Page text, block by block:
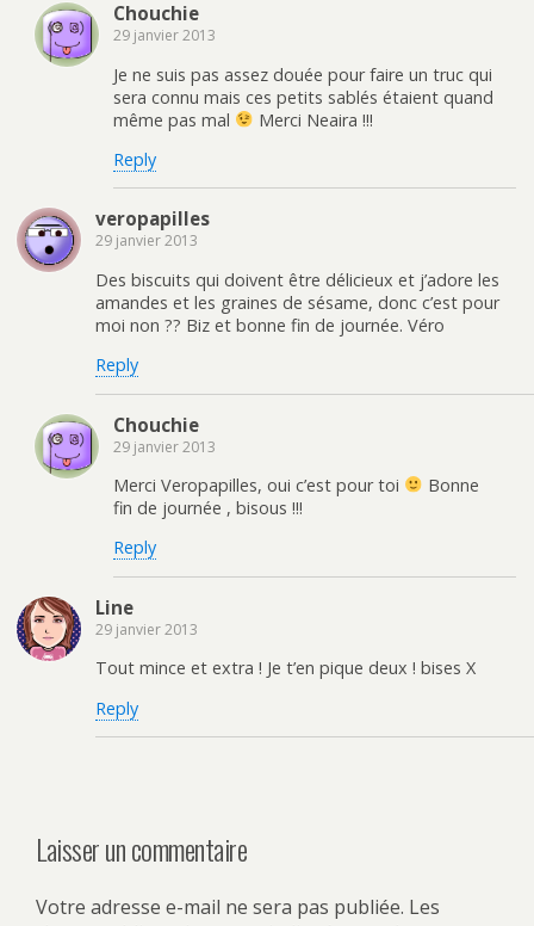
Chouchie
29 janvier 2013
Je ne suis pas assez douée pour faire un truc qui
sera connu mais ces petits sablés étaient quand
même pas mal
Merci Neaira !!!
Reply
veropapilles
29 janvier 2013
Des biscuits qui doivent être délicieux et j’adore les
amandes et les graines de sésame, donc c’est pour
moi non ?? Biz et bonne fin de journée. Véro
Reply
Chouchie
29 janvier 2013
Merci Veropapilles, oui c’est pour toi
Bonne
fin de journée , bisous !!!
Reply
Line
29 janvier 2013
Tout mince et extra ! Je t’en pique deux ! bises X
Reply
Laisser un commentaire
Votre adresse e-mail ne sera pas publiée. Les